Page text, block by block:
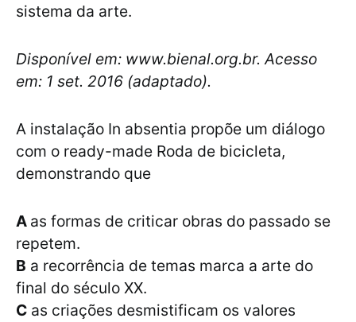
sistema da arte.
Disponível em: www.bienal.org.br. Acesso
em: 1 set. 2016 (adaptado).
A instalação In absentia propõe um diálogo
com o ready-made Roda de bicicleta,
demonstrando que
A as formas de criticar obras do passado se
repetem.
B a recorrência de temas marca a arte do
final do século XX.
C as criações desmistificam os valores